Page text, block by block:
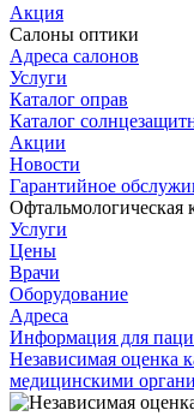
Акция
Салоны оптики
Адреса салонов
Услуги
Каталог оправ
Каталог
Акции
Новости
Гарантийное
Офтальмологическая
Услуги
Цены
Врачи
Оборудование
Адреса
Информация для
Независимая оценка
медицинскими